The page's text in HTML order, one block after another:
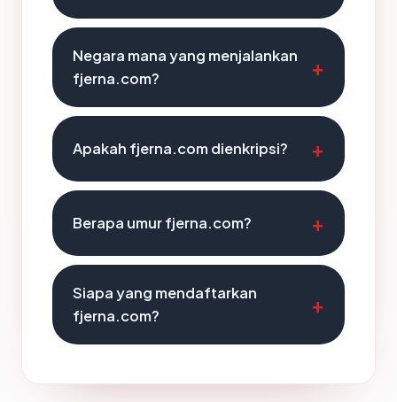
Negara mana yang menjalankan
fjerna.com?
Apakah fjerna.com dienkripsi?
Berapa umur fjerna.com?
Siapa yang mendaftarkan
fjerna.com?